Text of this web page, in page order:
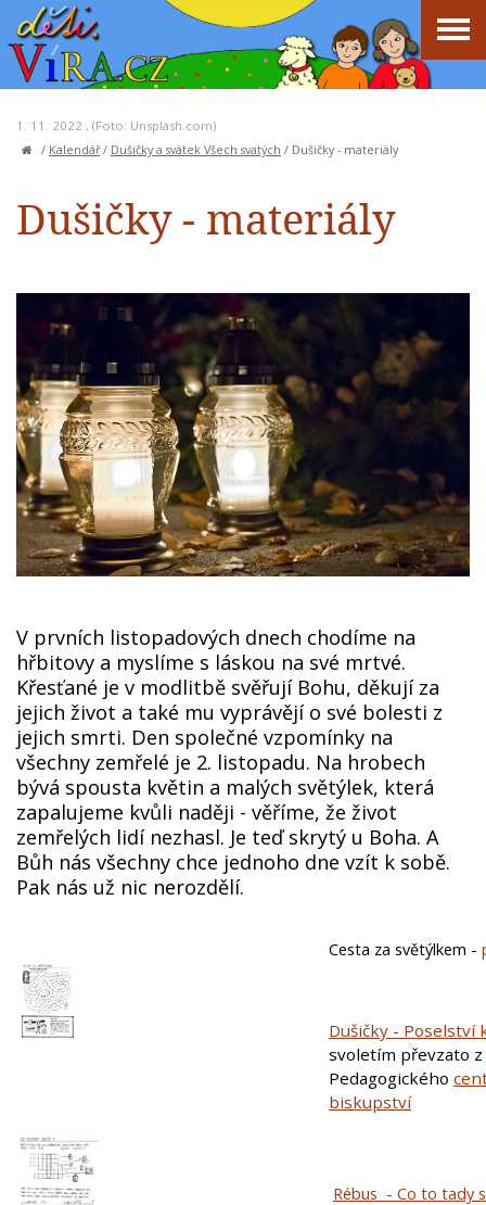
1. 11. 2022 , (Foto: Unsplash.com)
/ Kalendář / Dušičky a svátek Všech svatých / Dušičky - materiály
Dušičky - materiály
V prvních listopadových dnech chodíme na
hřbitovy a myslíme s láskou na své mrtvé.
Křesťané je v modlitbě svěřují Bohu, děkují za
jejich život a také mu vyprávějí o své bolesti z
jejich smrti. Den společné vzpomínky na
všechny zemřelé je 2. listopadu. Na hrobech
bývá spousta květin a malých světýlek, která
zapalujeme kvůli naději - věříme, že život
zemřelých lidí nezhasl. Je teď skrytý u Boha. A
Bůh nás všechny chce jednoho dne vzít k sobě.
Pak nás už nic nerozdělí.
Cesta za světýlkem -
Dušičky - Poselství
svoletím převzato
Pedagogického
biskupství
Rébus - Co to tady